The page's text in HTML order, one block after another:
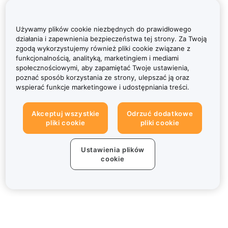
Używamy plików cookie niezbędnych do prawidłowego
działania i zapewnienia bezpieczeństwa tej strony. Za Twoją
zgodą wykorzystujemy również pliki cookie związane z
funkcjonalnością, analityką, marketingiem i mediami
społecznościowymi, aby zapamiętać Twoje ustawienia,
poznać sposób korzystania ze strony, ulepszać ją oraz
wspierać funkcje marketingowe i udostępniania treści.
Akceptuj wszystkie
pliki cookie
Odrzuć dodatkowe
pliki cookie
Ustawienia plików
cookie